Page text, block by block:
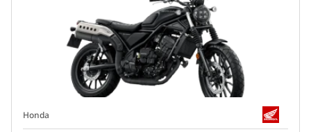
Honda